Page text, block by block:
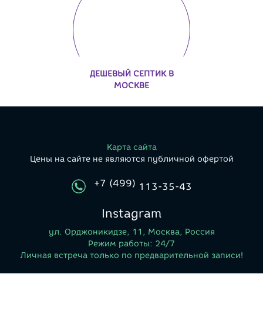
ДЕШЕВЫЙ СЕПТИК В
МОСКВЕ
Карта сайта
Цены на сайте не являются публичной офертой
+7 (499) 113-35-43
Instagram
ул. Орджоникидзе, 11, Москва, Россия
Режим работы: 24/7
Личная встреча только по предварительной записи!